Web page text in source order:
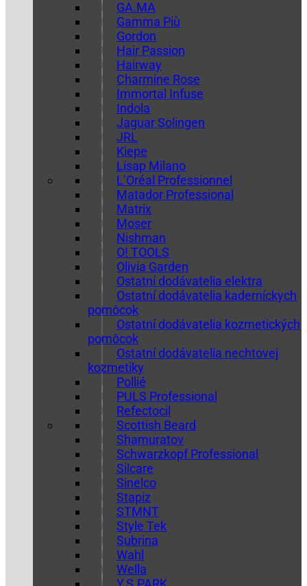
GA.MA
Gamma Più
Gordon
Hair Passion
Hairway
Charmine Rose
Immortal Infuse
Indola
Jaguar Solingen
JRL
Kiepe
Lisap Milano
L’Oréal Professionnel
Matador Professional
Matrix
Moser
Nishman
O! TOOLS
Olivia Garden
Ostatní dodávatelia elektra
Ostatní dodávatelia kaderníckych
pomôcok
Ostatní dodávatelia kozmetických
pomôcok
Ostatní dodávatelia nechtovej
kozmetiky
Pollié
PULS Professional
Refectocil
Scottish Beard
Shamuratov
Schwarzkopf Professional
Silcare
Sinelco
Stapiz
STMNT
Style Tek
Subrina
Wahl
Wella